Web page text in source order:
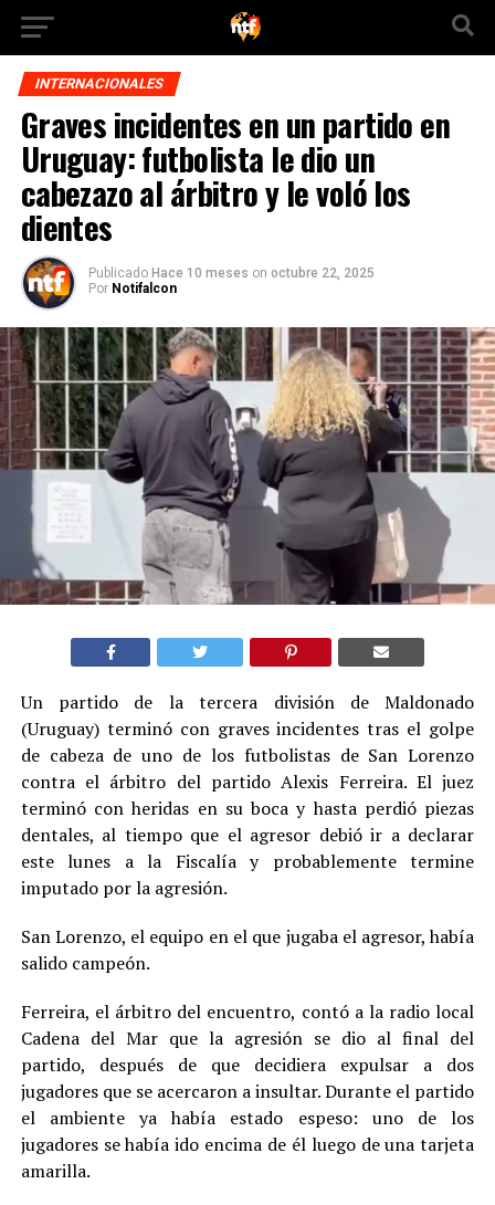
INTERNACIONALES
Graves incidentes en un partido en
Uruguay: futbolista le dio un
cabezazo al árbitro y le voló los
dientes
Publicado Hace 10 meses on octubre 22, 2025
Por Notifalcon
Un partido de la tercera división de Maldonado
(Uruguay) terminó con graves incidentes tras el golpe
de cabeza de uno de los futbolistas de San Lorenzo
contra el árbitro del partido Alexis Ferreira. El juez
terminó con heridas en su boca y hasta perdió piezas
dentales, al tiempo que el agresor debió ir a declarar
este lunes a la Fiscalía y probablemente termine
imputado por la agresión.
San Lorenzo, el equipo en el que jugaba el agresor, había
salido campeón.
Ferreira, el árbitro del encuentro, contó a la radio local
Cadena del Mar que la agresión se dio al final del
partido, después de que decidiera expulsar a dos
jugadores que se acercaron a insultar. Durante el partido
el ambiente ya había estado espeso: uno de los
jugadores se había ido encima de él luego de una tarjeta
amarilla.